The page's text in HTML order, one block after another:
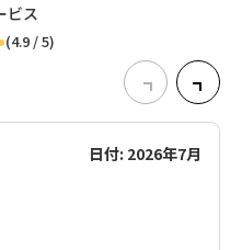
ビス
(4.9 / 5)
日付: 2026年7月